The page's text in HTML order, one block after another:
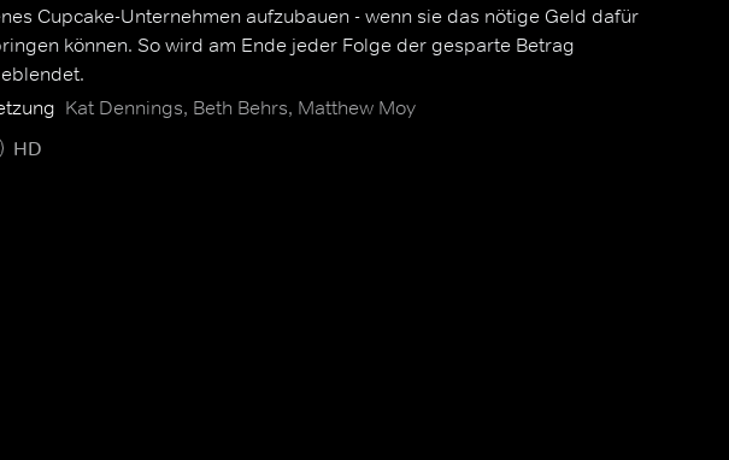
Cupcake-Unternehmen aufzubauen - wenn sie das nötige Geld dafür
können. So wird am Ende jeder Folge der gesparte Betrag
Kat Dennings, Beth Behrs, Matthew Moy
HD